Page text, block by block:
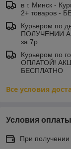
в г. Минск -
2+ товаров -
Курьером по
за 7р
Курьером по
ОПЛАТОЙ!
БЕСПЛАТНО
Все условия
Условия оплаты
При получении